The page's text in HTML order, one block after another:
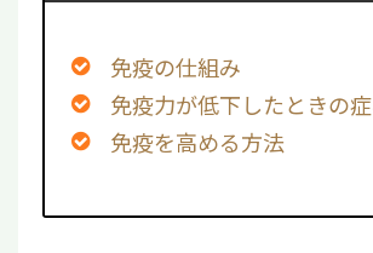
免疫の仕組み
免疫力が低下したときの
免疫を高める方法